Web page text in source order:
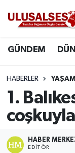
GÜNDEM
HABERLER YAŞAM
1.
coşkuyla
HABER
EDITÖR
DÜNYA
SİYASET
EKONOMİ
EĞİTİM
Trafik
Süper Lig
Tüm
Son